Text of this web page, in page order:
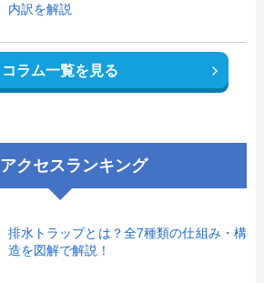
内訳を解説
コラム一覧を見る
アクセスランキング
排水トラップとは？全7種類の仕組み・構
造を図解で解説！